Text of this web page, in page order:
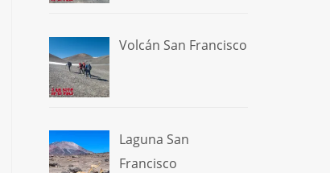
Volcán San Francisco
Laguna San
Francisco